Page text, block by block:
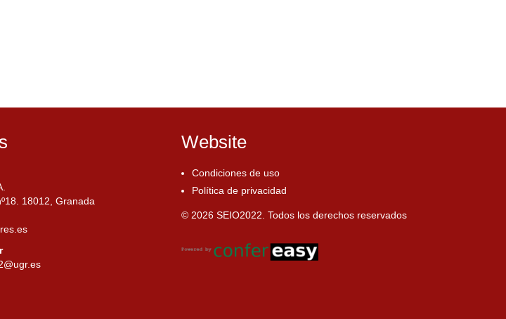
18012, Granada
Website
Condiciones de uso
Política de privacidad
© 2026 SEIO2022. Todos los derechos reservados